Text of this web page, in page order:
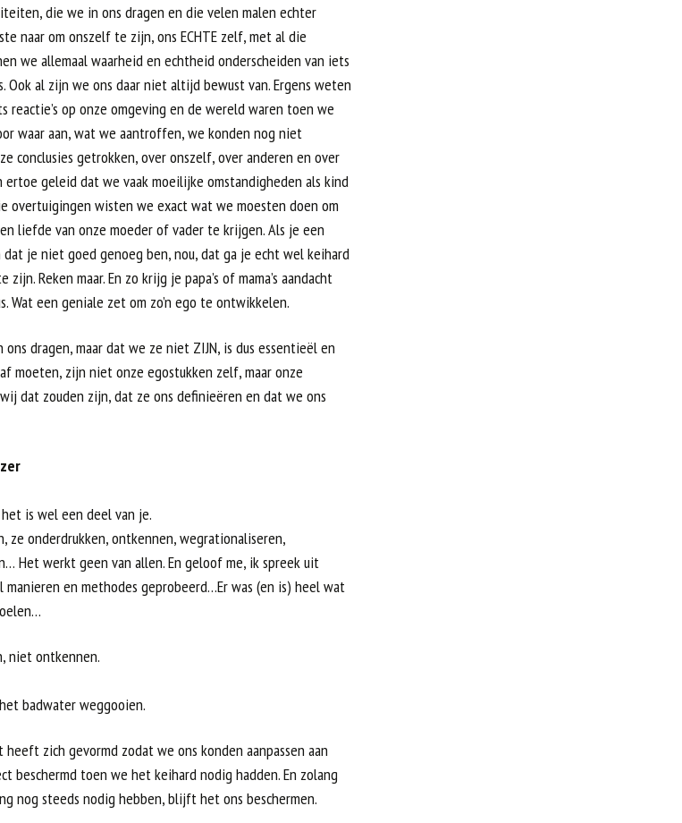
die we in ons dragen en die velen malen echter
naar om onszelf te zijn, ons ECHTE zelf, met al die
we allemaal waarheid en echtheid onderscheiden van iets
Ook al zijn we ons daar niet altijd bewust van. Ergens weten
reactie’s op onze omgeving en de wereld waren toen we
waar aan, wat we aantroffen, we konden nog niet
conclusies getrokken, over onszelf, over anderen en over
ertoe geleid dat we vaak moeilijke omstandigheden als kind
overtuigingen wisten we exact wat we moesten doen om
liefde van onze moeder of vader te krijgen. Als je een
je niet goed genoeg ben, nou, dat ga je echt wel keihard
Reken maar. En zo krijg je papa’s of mama’s aandacht
Wat een geniale zet om zo’n ego te ontwikkelen.
dragen, maar dat we ze niet ZIJN, is dus essentieël en
moeten, zijn niet onze egostukken zelf, maar onze
dat zouden zijn, dat ze ons definieëren en dat we ons
is wel een deel van je.
ze onderdrukken, ontkennen, wegrationaliseren,
Het werkt geen van allen. En geloof me, ik spreek uit
en methodes geprobeerd…Er was (en is) heel wat
niet ontkennen.
badwater weggooien.
zich gevormd zodat we ons konden aanpassen aan
beschermd toen we het keihard nodig hadden. En zolang
nog steeds nodig hebben, blijft het ons beschermen.